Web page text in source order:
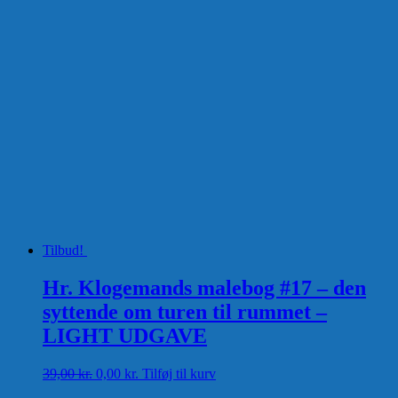
Tilbud!
Hr. Klogemands malebog #17 – den
syttende om turen til rummet –
LIGHT UDGAVE
39,00kr. Den
0,00 kr. Den
Tilføj til kurv